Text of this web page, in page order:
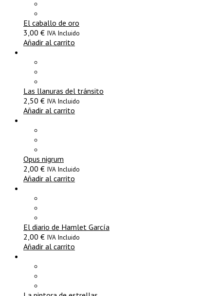
El caballo de oro
3,00 € IVA Incluido
Añadir al carrito
Las llanuras del tránsito
2,50 € IVA Incluido
Añadir al carrito
Opus nigrum
2,00 € IVA Incluido
Añadir al carrito
El diario de Hamlet García
2,00 € IVA Incluido
Añadir al carrito